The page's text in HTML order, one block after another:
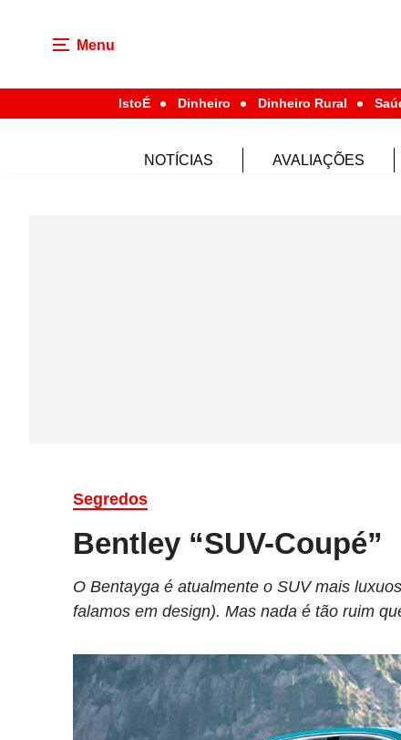
Menu
IstoÉ Dinheiro Dinheiro Rural
NOTÍCIAS AVALIAÇÕES
Segredos
Bentley “SUV-Coupé”
O Bentayga é atualmente o SUV mais
falamos em design). Mas nada é tão ruim